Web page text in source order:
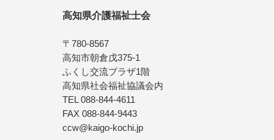
高知県介護福祉士会
〒780-8567
高知市朝倉戊375-1
ふくし交流プラザ1階
高知県社会福祉協議会内
TEL 088-844-4611
FAX 088-844-9443
ccw@kaigo-kochi.jp